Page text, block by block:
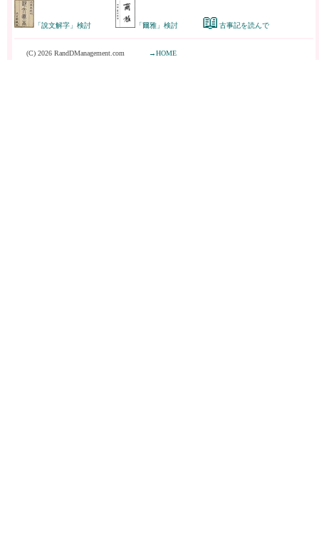
「說文解字」検討 「爾雅」検討 📖 古事記を読んで
(C) 2026 RandDManagement.com →HOME